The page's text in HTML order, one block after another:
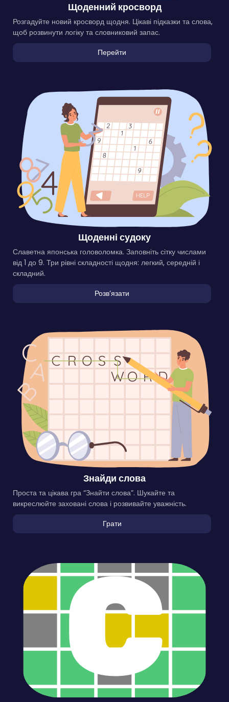
Щоденний кросворд
Розгадуйте новий кросворд щодня. Цікаві підказки та слова,
щоб розвинути логіку та словниковий запас.
Перейти
Щоденні судоку
Славетна японська головоломка. Заповніть сітку числами
від 1 до 9. Три рівні складності щодня: легкий, середній і
складний.
Розвʼязати
Знайди слова
Проста та цікава гра “Знайти слова”. Шукайте та
викреслюйте заховані слова і розвивайте уважність.
Грати